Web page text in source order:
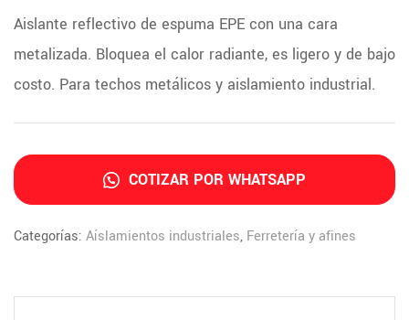
Aislante reflectivo de espuma EPE con una cara
metalizada. Bloquea el calor radiante, es ligero y de bajo
costo. Para techos metálicos y aislamiento industrial.
COTIZAR POR WHATSAPP
Categorías: Aíslamientos industriales, Ferretería y afines